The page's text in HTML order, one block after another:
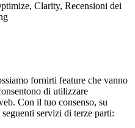
Clarity, Recensioni dei
fornirti feature che vanno
di utilizzare
Con il tuo consenso, su
servizi di terze parti: